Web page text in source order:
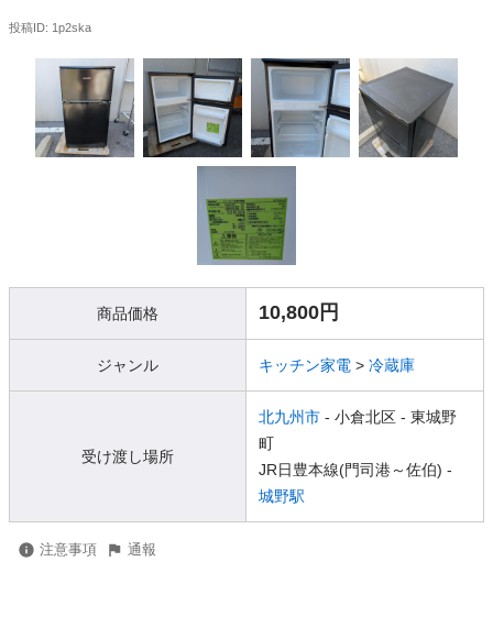
投稿ID: 1p2ska
商品価格 10,800円
ジャンル キッチン家電 > 冷蔵庫
受け渡し場所
北九州市 - 小倉北区 - 東城野
町
JR日豊本線(門司港～佐伯) -
城野駅
注意事項 通報